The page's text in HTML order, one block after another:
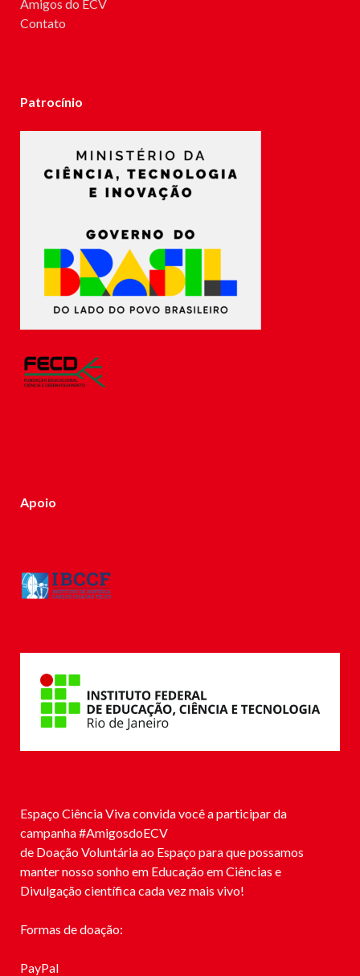
Amigos do ECV
Contato
Patrocínio
Apoio
Espaço Ciência Viva convida você a participar da
campanha #AmigosdoECV
de Doação Voluntária ao Espaço para que possamos
manter nosso sonho em Educação em Ciências e
Divulgação científica cada vez mais vivo!
Formas de doação:
PayPal